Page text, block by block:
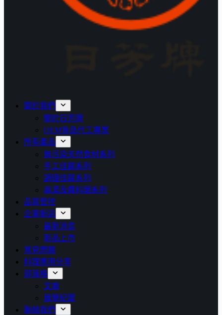
關於我們
關於日芳牌
OEM食品代工專業
所有產品
無污染天然食材系列
手工佳餚系列
調理佳餚系列
高湯及醬料類系列
品質管控
企業新訊
最新消息
新品上市
常見問題
料理應用分享
部落格
文章
展覽紀實
聯絡我們